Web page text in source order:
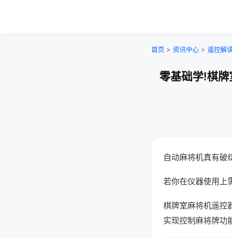
首页 > 资讯中心 > 遥控解
零基础学!棋
自动麻将机真有破
若你在仪器使用上
棋牌室麻将机遥控
实现控制麻将牌功